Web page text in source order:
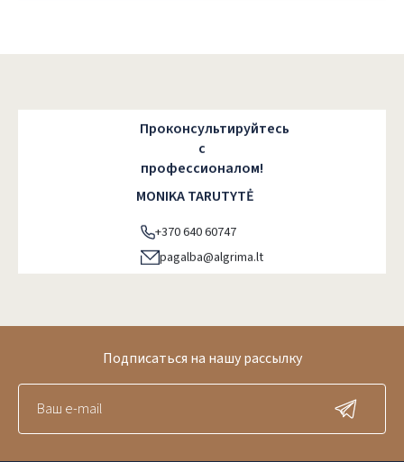
Проконсультируйтесь
с
профессионалом!
MONIKA TARUTYTĖ
+370 640 60747
pagalba@algrima.lt
Подписаться на нашу рассылку